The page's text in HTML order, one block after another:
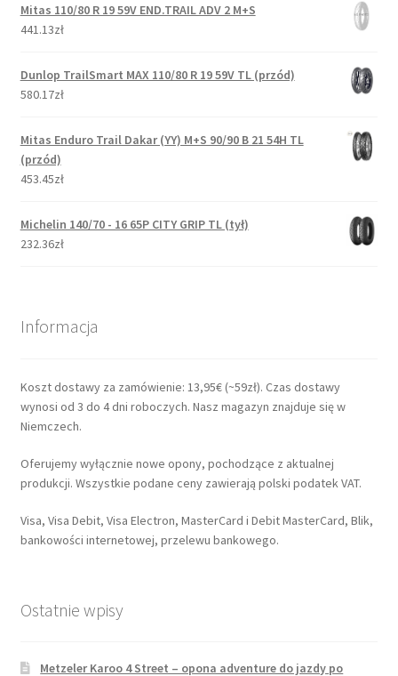
Mitas 110/80 R 19 59V END.TRAIL ADV 2 M+S
441.13zł
Dunlop TrailSmart MAX 110/80 R 19 59V TL (przód)
580.17zł
Mitas Enduro Trail Dakar (YY) M+S 90/90 B 21 54H TL
(przód)
453.45zł
Michelin 140/70 - 16 65P CITY GRIP TL (tył)
232.36zł
Informacja
Koszt dostawy za zamówienie: 13,95€ (~59zł). Czas dostawy
wynosi od 3 do 4 dni roboczych. Nasz magazyn znajduje się w
Niemczech.
Oferujemy wyłącznie nowe opony, pochodzące z aktualnej
produkcji. Wszystkie podane ceny zawierają polski podatek VAT.
Visa, Visa Debit, Visa Electron, MasterCard i Debit MasterCard, Blik,
bankowości internetowej, przelewu bankowego.
Ostatnie wpisy
Metzeler Karoo 4 Street – opona adventure do jazdy po